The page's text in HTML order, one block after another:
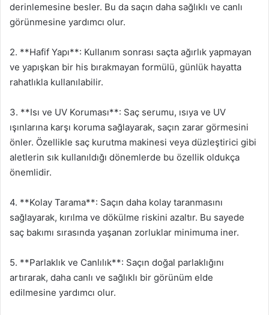
derinlemesine besler. Bu da saçın daha sağlıklı ve canlı
görünmesine yardımcı olur.
2. **Hafif Yapı**: Kullanım sonrası saçta ağırlık yapmayan
ve yapışkan bir his bırakmayan formülü, günlük hayatta
rahatlıkla kullanılabilir.
3. **Isı ve UV Koruması**: Saç serumu, ısıya ve UV
ışınlarına karşı koruma sağlayarak, saçın zarar görmesini
önler. Özellikle saç kurutma makinesi veya düzleştirici gibi
aletlerin sık kullanıldığı dönemlerde bu özellik oldukça
önemlidir.
4. **Kolay Tarama**: Saçın daha kolay taranmasını
sağlayarak, kırılma ve dökülme riskini azaltır. Bu sayede
saç bakımı sırasında yaşanan zorluklar minimuma iner.
5. **Parlaklık ve Canlılık**: Saçın doğal parlaklığını
artırarak, daha canlı ve sağlıklı bir görünüm elde
edilmesine yardımcı olur.